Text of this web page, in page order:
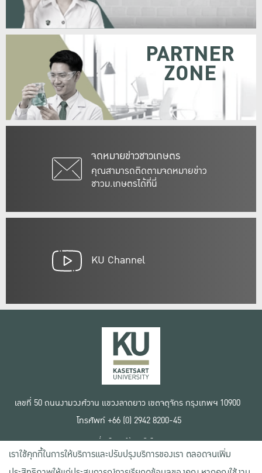
จดหมายข่าวชาวเกษตร
คุณสามารถติดตามจดหมายข่าว
ชาวม.เกษตรได้ที่นี่
PARTNER
ZONE
KU Channel
เลขที่ 50 ถนนงามวงศ์วาน แขวงลาดยาว เขตจตุจักร กรุงเทพฯ 10900
โทรศัพท์ +66 (0) 2942 8200-45
เงื่อนไขการใช้งานเว็บไซต์
ข้อตกลงด้านสิทธิ์ใช้งาน
นโยบายความเป็นส่วนตัว
เราใช้คุกกี้ในการให้บริการและปรับปรุงบริการของเรา ตลอดจนเพิ่ม